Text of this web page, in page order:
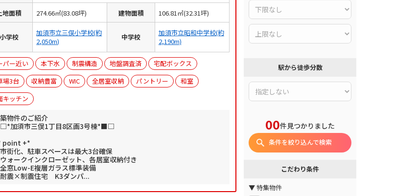
地面積 274.66㎡(83.08坪) 建物面積 106.81㎡(32.31坪)
小学校
加須市立三俣小学校(約
2,050m)
中学校
加須市立昭和中学校(約
2,190m)
パー近い 本下水 制震構造 地盤調査済
宅配ボックス
場3台
収納豊富 WIC 全居室収納 パントリー
和室
キッチン
物件のご紹介
加須市三俣1丁目8区画3号棟*■□
point +*
街化、駐車スペースは最大3台確保
ォークインクローゼット、各居室収納付き
窓Low-E複層ガラス標準装備
震×制震住宅 K3ダンパ...
駅から徒歩分数
00件見つかりました
条件を絞り込んで検索
こだわり条件
▼ 特集物件